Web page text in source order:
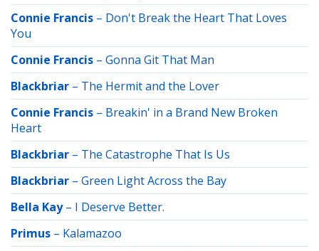
Connie Francis – Don't Break the Heart That Loves
You
Connie Francis – Gonna Git That Man
Blackbriar – The Hermit and the Lover
Connie Francis – Breakin' in a Brand New Broken
Heart
Blackbriar – The Catastrophe That Is Us
Blackbriar – Green Light Across the Bay
Bella Kay– I Deserve Better.
Primus – Kalamazoo